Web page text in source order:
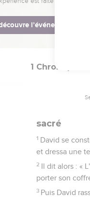
17 La réputation
1 Chroniques
sacré
1 David se
et dressa une
2 Il dit alors : «
porter son
3 Puis David